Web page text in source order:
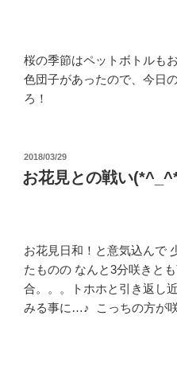
桜の季節はペットボトルも
色団子があったので、今日
ろ！
投
稿
日:
2018/03/29
お花見との戦い
お花見日和！と意気込んで
たものの なんと3分咲きと
合。。。トホホと引き返し
みる事に…♪ こっちの方が